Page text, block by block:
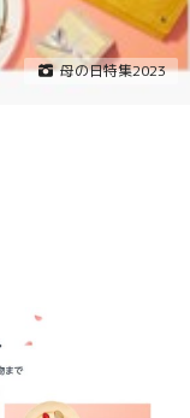
母の日特集2023